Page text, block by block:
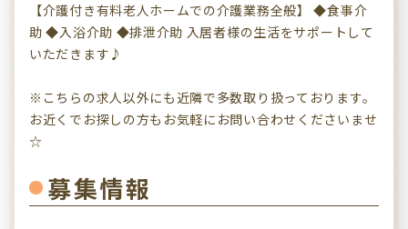
【介護付き有料老人ホームでの介護業務全般】 ◆食事介
助 ◆入浴介助 ◆排泄介助 入居者様の生活をサポートして
いただきます♪
※こちらの求人以外にも近隣で多数取り扱っております。
お近くでお探しの方もお気軽にお問い合わせくださいませ
☆
募集情報